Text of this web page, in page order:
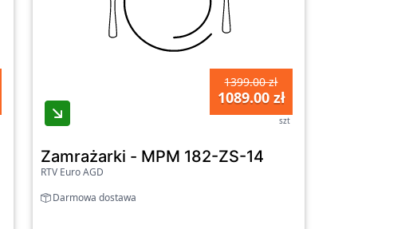
1399.00 zł
1089.00 zł
szt
Zamrażarki - MPM 182-ZS-14
RTV Euro AGD
Darmowa dostawa